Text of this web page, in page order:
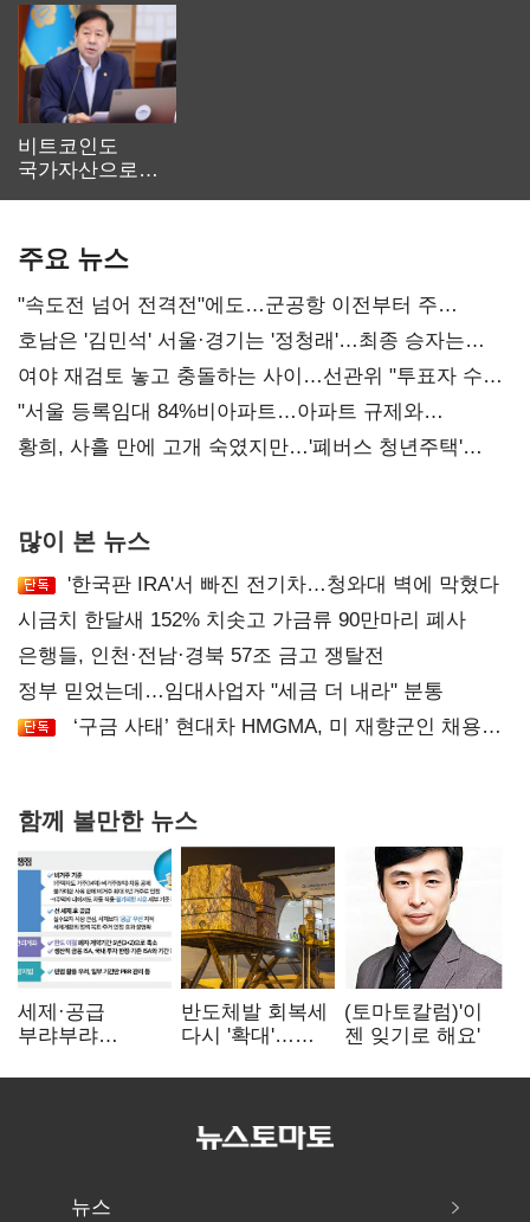
비트코인도
국가자산으로…'
주요 뉴스
"속도전 넘어 전격전"에도…군공항 이전부터 주
52시간까지 '뇌관'
호남은 '김민석' 서울·경기는 '정청래'…최종 승자는
'안갯속'
여야 재검토 놓고 충돌하는 사이…선관위 "투표자 수
오차 당연"
"서울 등록임대 84%비아파트…아파트 규제와
달리해야"
황희, 사흘 만에 고개 숙였지만…'폐버스 청년주택'
많이 본 뉴스
'한국판 IRA'서 빠진 전기차…청와대 벽에 막혔다
시금치 한달새 152% 치솟고 가금류 90만마리 폐사
은행들, 인천·전남·경북 57조 금고 쟁탈전
정부 믿었는데…임대사업자 "세금 더 내라" 분통
‘구금 사태’ 현대차 HMGMA, 미 재향군인 채용
함께 볼만한 뉴스
세제·공급
부랴부랴
김윤덕' 책임론
반도체발 회복세
다시 '확대'…
5.8% 반등
(토마토칼럼)'이
젠 잊기로 해요'
뉴스